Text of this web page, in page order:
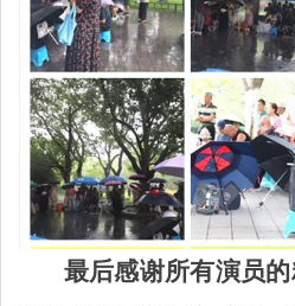
最后感谢所有演员